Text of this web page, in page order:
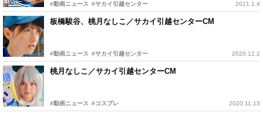
#動画ニュース #サカイ引越センター 2021.1.4
板橋駿谷、桃月なしこ／サカイ引越センターCM
#動画ニュース #サカイ引越センター 2020.12.2
桃月なしこ／サカイ引越センターCM
#動画ニュース #コスプレ 2020.11.13